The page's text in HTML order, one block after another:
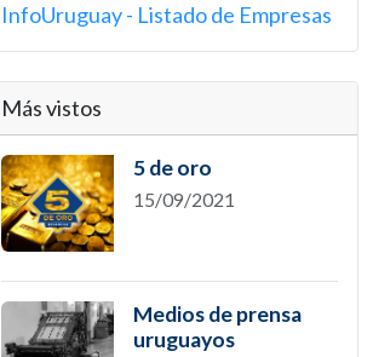
InfoUruguay - Listado de Empresas
Más vistos
5 de oro
15/09/2021
Medios de prensa
uruguayos